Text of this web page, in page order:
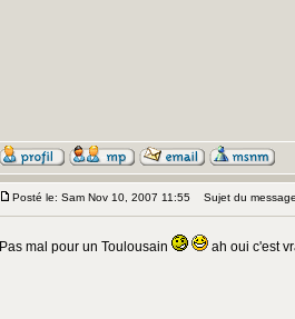
Posté le: Sam Nov 10, 2007 11:55 Sujet du
Pas mal pour un Toulousain ah oui c'est